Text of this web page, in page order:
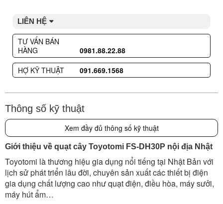
LIÊN HỆ
TƯ VẤN BÁN
HÀNG
0981.88.22.88
HỢ KỸ THUẬT
091.669.1568
Thông số kỹ thuật
Xem đầy đủ thông số kỹ thuật
Giới thiệu về quạt cây Toyotomi FS-DH30P nội địa Nhật
Toyotomi là thương hiệu gia dụng nổi tiếng tại Nhật Bản với
lịch sử phát triển lâu đời, chuyên sản xuất các thiết bị điện
gia dụng chất lượng cao như quạt điện, điều hòa, máy sưởi,
máy hút ẩm…